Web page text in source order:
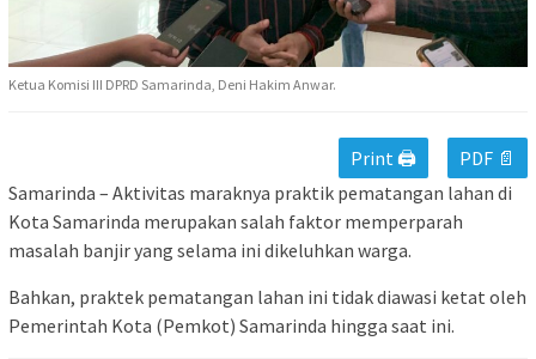
Ketua Komisi III DPRD Samarinda, Deni Hakim Anwar.
Print 🖨
PDF 📄
Samarinda – Aktivitas maraknya praktik pematangan lahan di
Kota Samarinda merupakan salah faktor memperparah
masalah banjir yang selama ini dikeluhkan warga.
Bahkan, praktek pematangan lahan ini tidak diawasi ketat oleh
Pemerintah Kota (Pemkot) Samarinda hingga saat ini.